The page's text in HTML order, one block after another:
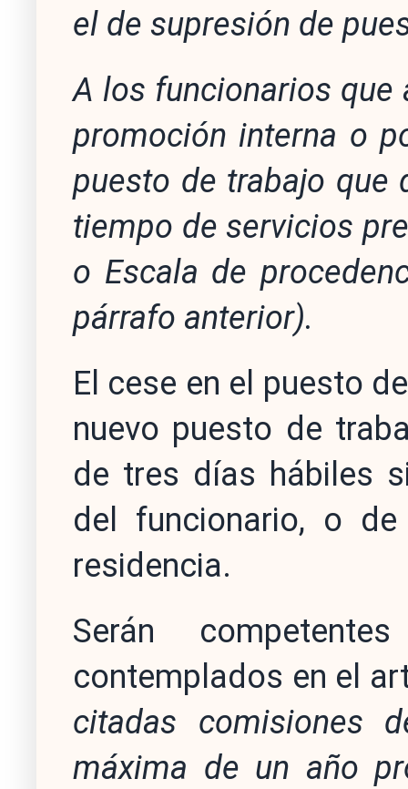
el de supresión de
A los funcionarios que
promoción interna o
puesto de trabajo que
tiempo de servicios
o Escala de
párrafo anterior).
El cese en el puesto
nuevo puesto de
de tres días hábiles
del funcionario, o
residencia.
Serán
contemplados en el
citadas comisiones
máxima de un año